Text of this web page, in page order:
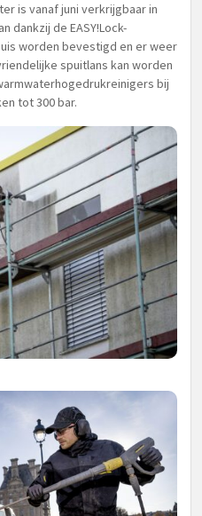
is vanaf juni verkrijgbaar in
dankzij de EASY!Lock-
worden bevestigd en er weer
spuitlans kan worden
bij
tot 300 bar.